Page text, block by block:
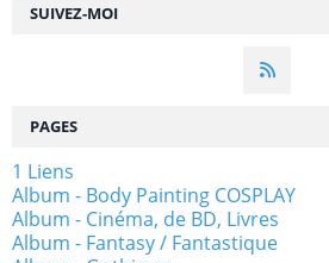
SUIVEZ-MOI
PAGES
1 Liens
Album - Body Painting COSPLAY
Album - Cinéma, de BD, Livres
Album - Fantasy / Fantastique